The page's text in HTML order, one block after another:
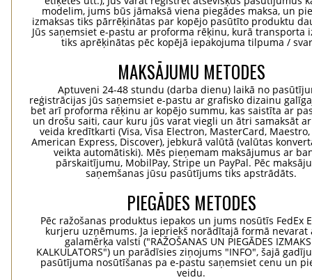
modelim, jums būs jāmaksā viena piegādes maksa, un
izmaksas tiks pārrēķinātas par kopējo pasūtīto produktu
Jūs saņemsiet e-pastu ar proforma rēķinu, kurā transporta
tiks aprēķinātas pēc kopējā iepakojuma tilpuma /
MAKSĀJUMU METODES
Aptuveni 24-48 stundu (darba dienu) laikā no
reģistrācijas jūs saņemsiet e-pastu ar grafisko dizainu
bet arī proforma rēķinu ar kopējo summu, kas saistīta ar
un drošu saiti, caur kuru jūs varat viegli un ātri samaksāt
veida kredītkarti (Visa, Visa Electron, MasterCard,
American Express, Discover), jebkurā valūtā (valūtas
veikta automātiski). Mēs pieņemam maksājumus ar
pārskaitījumu, MobilPay, Stripe un PayPal. Pēc
saņemšanas jūsu pasūtījums tiks apstrādāts.
PIEGĀDES METODES
Pēc ražošanas produktus iepakos un jums nosūtīs FedEx
kurjeru uzņēmums. Ja iepriekš norādītajā formā nevarat
galamērķa valsti ("RAŽOŠANAS UN PIEGĀDES
KALKULATORS") un parādīsies ziņojums "INFO", šajā
pasūtījuma nosūtīšanas pa e-pastu saņemsiet cenu un
veidu.